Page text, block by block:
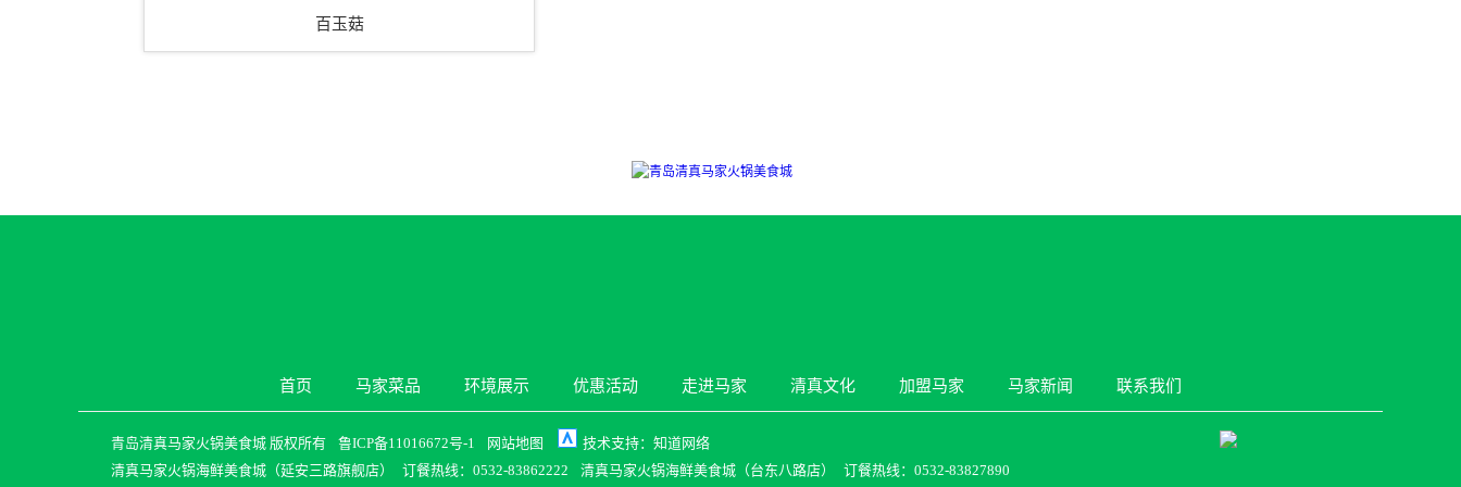
百玉菇
首页 马家菜品 环境展示 优惠活动 走进马家 清真文化 加盟马家 马家新闻 联系我们
青岛清真马家火锅美食城 版权所有 鲁ICP备11016672号-1 网站地图 技术支持： 知道网络
清真马家火锅海鲜美食城（延安三路旗舰店）
订餐热线：0532-83862222 清真马家火锅海鲜美食城（台东八路店） 订餐热线：0532-83827890